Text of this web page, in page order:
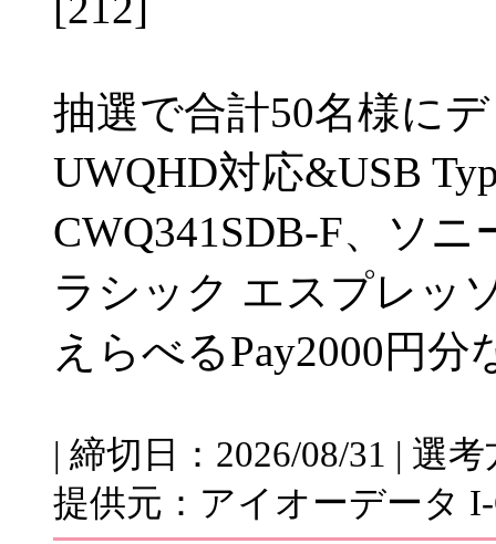
抽選で合計50名様に
UWQHD対応&USB
CWQ341SDB-F、ソ
ラシック エスプレッ
えらべるPay2000円
| 締切日：2026/08/31 | 選
提供元：アイオーデータ